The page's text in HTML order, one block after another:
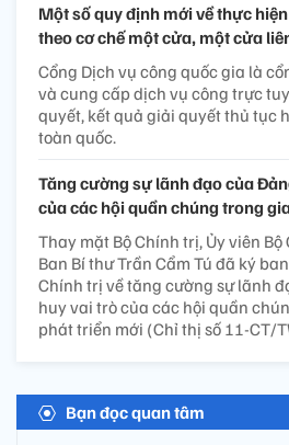
Một số quy định mới về thực
theo cơ chế một cửa, một cửa
Cổng Dịch vụ công quốc gia là
và cung cấp dịch vụ công trực
quyết, kết quả giải quyết thủ tục
toàn quốc.
Tăng cường sự lãnh đạo của
của các hội quần chúng trong
Thay mặt Bộ Chính trị, Ủy viên
Ban Bí thư Trần Cẩm Tú đã ký
Chính trị về tăng cường sự lãnh
huy vai trò của các hội quần
phát triển mới (Chỉ thị số 11-CT/
Bạn đọc quan tâm